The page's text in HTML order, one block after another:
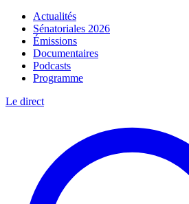
Actualités
Sénatoriales 2026
Émissions
Documentaires
Podcasts
Programme
Le direct